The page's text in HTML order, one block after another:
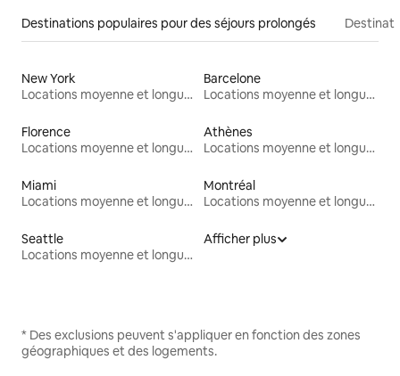
Destinations populaires pour des séjours prolongés
New York
Locations moyenne et longue durée
Barcelone
Locations moyenne et longue durée
Florence
Locations moyenne et longue durée
Athènes
Locations moyenne et longue durée
Miami
Locations moyenne et longue durée
Montréal
Locations moyenne et longue durée
Seattle
Locations moyenne et longue durée
Afficher plus
* Des exclusions peuvent s'appliquer en fonction des zones
géographiques et des logements.